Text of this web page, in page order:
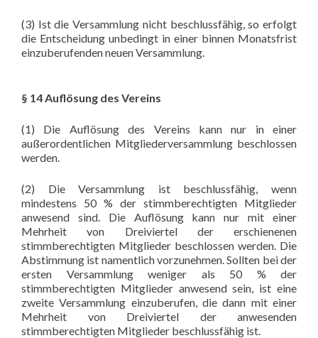
(3) Ist die Versammlung nicht beschlussfähig, so erfolgt
die Entscheidung unbedingt in einer binnen Monatsfrist
einzuberufenden neuen Versammlung.
§ 14 Auflösung des Vereins
(1) Die Auflösung des Vereins kann nur in einer
außerordentlichen Mitgliederversammlung beschlossen
werden.
(2) Die Versammlung ist beschlussfähig, wenn
mindestens 50 % der stimmberechtigten Mitglieder
anwesend sind. Die Auflösung kann nur mit einer
Mehrheit von Dreiviertel der erschienenen
stimmberechtigten Mitglieder beschlossen werden. Die
Abstimmung ist namentlich vorzunehmen. Sollten bei der
ersten Versammlung weniger als 50 % der
stimmberechtigten Mitglieder anwesend sein, ist eine
zweite Versammlung einzuberufen, die dann mit einer
Mehrheit von Dreiviertel der anwesenden
stimmberechtigten Mitglieder beschlussfähig ist.